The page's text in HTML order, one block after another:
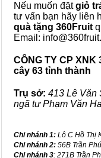
Nếu muốn đặtgiỏ
tư vấn bạn hãy liên
quà tặng 360Fruit
Email:
CÔNG TY CP
cây 63 tỉnh thành
Trụ sở: 413 Lê Văn
ngã tư Phạm Văn
Chi nhánh 1: Lô C Hồ Thị
Chi nhánh 2: 56B Trần
Chi nhánh 3: 271B Trần